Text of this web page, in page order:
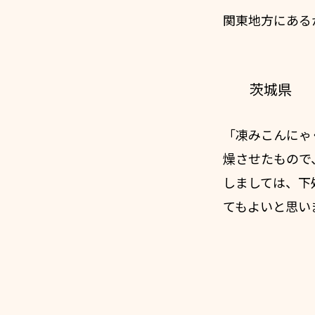
関東地方にあ
茨城県
「凍みこんに
燥させたもの
しましては、
てもよいと思い